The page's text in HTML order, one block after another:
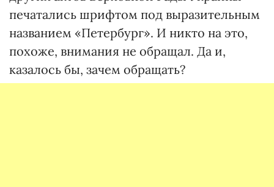
печатались шрифтом под выразительным
названием «Петербург». И никто на это,
похоже, внимания не обращал. Да и,
казалось бы, зачем обращать?